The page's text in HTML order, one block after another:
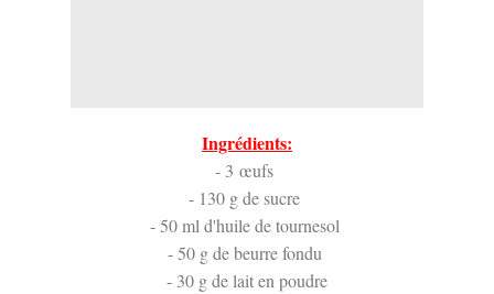
Ingrédients:
- 3 œufs
- 130 g de sucre
- 50 ml d'huile de tournesol
- 50 g de beurre fondu
- 30 g de lait en poudre